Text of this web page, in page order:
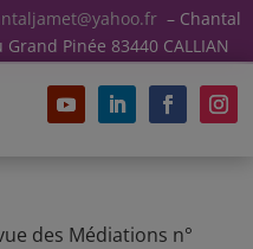
– Chantal
Pinée 83440 CALLIAN
des Médiations n°